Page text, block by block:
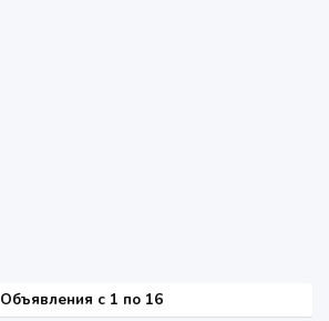
Объявления c 1 по 16